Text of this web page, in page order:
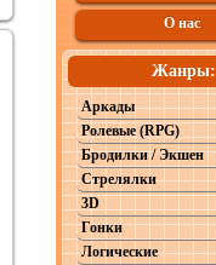
О нас
Жанры:
Аркады
Ролевые (RPG)
Бродилки / Экшен
Стрелялки
3D
Гонки
Логические